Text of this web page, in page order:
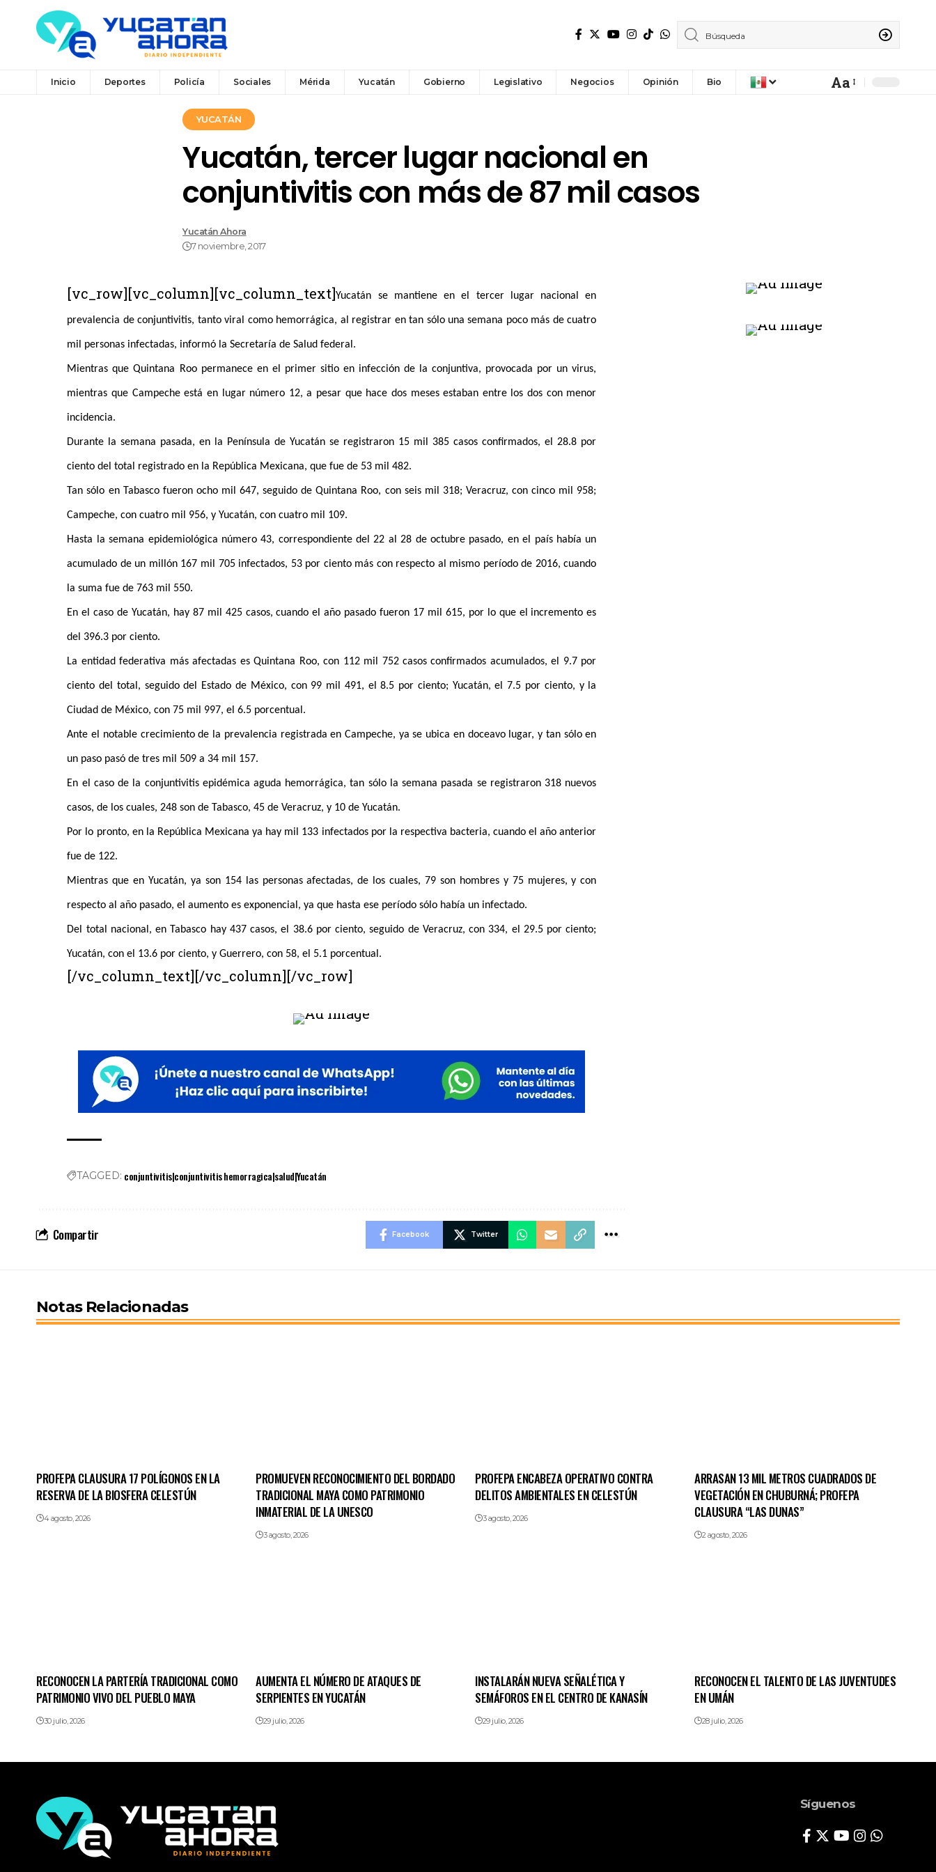
Inicio Deportes Policía Sociales Mérida Yucatán Gobierno Legislativo Negocios Opinión Bio Aa
YUCATÁN
Yucatán, tercer lugar nacional en
conjuntivitis con más de 87 mil casos
Yucatán Ahora
7 noviembre, 2017
[vc_row][vc_column][vc_column_text]Yucatán se mantiene en el tercer lugar nacional en
prevalencia de conjuntivitis, tanto viral como hemorrágica, al registrar en tan sólo una semana poco más de cuatro
mil personas infectadas, informó la Secretaría de Salud federal.
Mientras que Quintana Roo permanece en el primer sitio en infección de la conjuntiva, provocada por un virus,
mientras que Campeche está en lugar número 12, a pesar que hace dos meses estaban entre los dos con menor
incidencia.
Durante la semana pasada, en la Península de Yucatán se registraron 15 mil 385 casos confirmados, el 28.8 por
ciento del total registrado en la República Mexicana, que fue de 53 mil 482.
Tan sólo en Tabasco fueron ocho mil 647, seguido de Quintana Roo, con seis mil 318; Veracruz, con cinco mil 958;
Campeche, con cuatro mil 956, y Yucatán, con cuatro mil 109.
Hasta la semana epidemiológica número 43, correspondiente del 22 al 28 de octubre pasado, en el país había un
acumulado de un millón 167 mil 705 infectados, 53 por ciento más con respecto al mismo período de 2016, cuando
la suma fue de 763 mil 550.
En el caso de Yucatán, hay 87 mil 425 casos, cuando el año pasado fueron 17 mil 615, por lo que el incremento es
del 396.3 por ciento.
La entidad federativa más afectadas es Quintana Roo, con 112 mil 752 casos confirmados acumulados, el 9.7 por
ciento del total, seguido del Estado de México, con 99 mil 491, el 8.5 por ciento; Yucatán, el 7.5 por ciento, y la
Ciudad de México, con 75 mil 997, el 6.5 porcentual.
Ante el notable crecimiento de la prevalencia registrada en Campeche, ya se ubica en doceavo lugar, y tan sólo en
un paso pasó de tres mil 509 a 34 mil 157.
En el caso de la conjuntivitis epidémica aguda hemorrágica, tan sólo la semana pasada se registraron 318 nuevos
casos, de los cuales, 248 son de Tabasco, 45 de Veracruz, y 10 de Yucatán.
Por lo pronto, en la República Mexicana ya hay mil 133 infectados por la respectiva bacteria, cuando el año anterior
fue de 122.
Mientras que en Yucatán, ya son 154 las personas afectadas, de los cuales, 79 son hombres y 75 mujeres, y con
respecto al año pasado, el aumento es exponencial, ya que hasta ese período sólo había un infectado.
Del total nacional, en Tabasco hay 437 casos, el 38.6 por ciento, seguido de Veracruz, con 334, el 29.5 por ciento;
Yucatán, con el 13.6 por ciento, y Guerrero, con 58, el 5.1 porcentual.
[/vc_column_text][/vc_column][/vc_row]
TAGGED: conjuntivitis|conjuntivitis hemorragica|salud|Yucatán
Compartir Facebook Twitter
Notas Relacionadas
PROFEPA CLAUSURA 17 POLÍGONOS EN LA
RESERVA DE LA BIOSFERA CELESTÚN
4 agosto, 2026
PROMUEVEN RECONOCIMIENTO DEL BORDADO
TRADICIONAL MAYA COMO PATRIMONIO
INMATERIAL DE LA UNESCO
3 agosto, 2026
PROFEPA ENCABEZA OPERATIVO CONTRA
DELITOS AMBIENTALES EN CELESTÚN
3 agosto, 2026
ARRASAN 13 MIL METROS CUADRADOS DE
VEGETACIÓN EN CHUBURNÁ; PROFEPA
CLAUSURA “LAS DUNAS”
2 agosto, 2026
RECONOCEN LA PARTERÍA TRADICIONAL COMO
PATRIMONIO VIVO DEL PUEBLO MAYA
30 julio, 2026
AUMENTA EL NÚMERO DE ATAQUES DE
SERPIENTES EN YUCATÁN
29 julio, 2026
INSTALARÁN NUEVA SEÑALÉTICA Y
SEMÁFOROS EN EL CENTRO DE KANASÍN
29 julio, 2026
RECONOCEN EL TALENTO DE LAS JUVENTUDES
EN UMÁN
28 julio, 2026
Síguenos